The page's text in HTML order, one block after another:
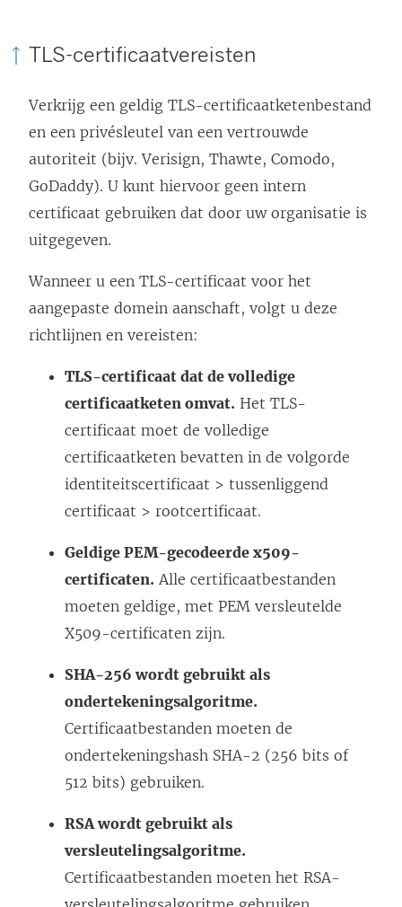
TLS-certificaatvereisten
Verkrijg een geldig TLS-certificaatketenbestand
en een privésleutel van een vertrouwde
autoriteit (bijv. Verisign, Thawte, Comodo,
GoDaddy). U kunt hiervoor geen intern
certificaat gebruiken dat door uw organisatie is
uitgegeven.
Wanneer u een TLS-certificaat voor het
aangepaste domein aanschaft, volgt u deze
richtlijnen en vereisten:
TLS-certificaat dat de volledige
certificaatketen omvat. Het TLS-
certificaat moet de volledige
certificaatketen bevatten in de volgorde
identiteitscertificaat > tussenliggend
certificaat > rootcertificaat.
Geldige PEM-gecodeerde x509-
certificaten. Alle certificaatbestanden
moeten geldige, met PEM versleutelde
X509-certificaten zijn.
SHA-256 wordt gebruikt als
ondertekeningsalgoritme.
Certificaatbestanden moeten de
ondertekeningshash SHA-2 (256 bits of
512 bits) gebruiken.
RSA wordt gebruikt als
versleutelingsalgoritme.
Certificaatbestanden moeten het RSA-